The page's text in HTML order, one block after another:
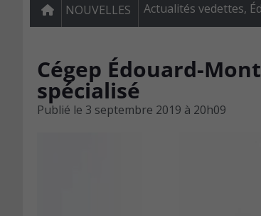
NOUVELLES Actualités vedettes,
Cégep Édouard-
spécialisé
Publié le 3 septembre 2019 à 20h09